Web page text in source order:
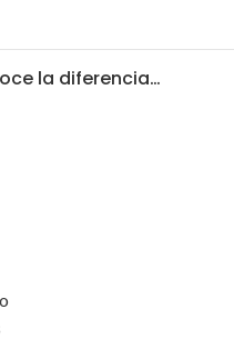
la diferencia…